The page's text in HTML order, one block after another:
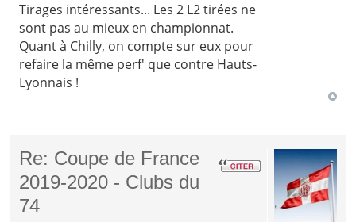
Tirages intéressants... Les 2 L2 tirées ne
sont pas au mieux en championnat.
Quant à Chilly, on compte sur eux pour
refaire la même perf' que contre Hauts-
Lyonnais !
Re: Coupe de France
2019-2020 - Clubs du
74